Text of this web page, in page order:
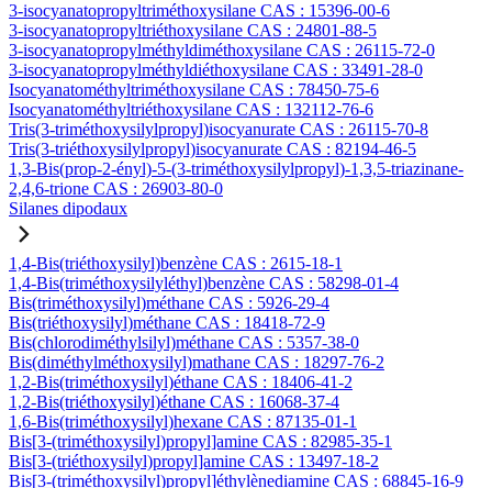
3-isocyanatopropyltriméthoxysilane CAS : 15396-00-6
3-isocyanatopropyltriéthoxysilane CAS : 24801-88-5
3-isocyanatopropylméthyldiméthoxysilane CAS : 26115-72-0
3-isocyanatopropylméthyldiéthoxysilane CAS : 33491-28-0
Isocyanatométhyltriméthoxysilane CAS : 78450-75-6
Isocyanatométhyltriéthoxysilane CAS : 132112-76-6
Tris(3-triméthoxysilylpropyl)isocyanurate CAS : 26115-70-8
Tris(3-triéthoxysilylpropyl)isocyanurate CAS : 82194-46-5
1,3-Bis(prop-2-ényl)-5-(3-triméthoxysilylpropyl)-1,3,5-triazinane-
2,4,6-trione CAS : 26903-80-0
Silanes dipodaux
1,4-Bis(triéthoxysilyl)benzène CAS : 2615-18-1
1,4-Bis(triméthoxysilyléthyl)benzène CAS : 58298-01-4
Bis(triméthoxysilyl)méthane CAS : 5926-29-4
Bis(triéthoxysilyl)méthane CAS : 18418-72-9
Bis(chlorodiméthylsilyl)méthane CAS : 5357-38-0
Bis(diméthylméthoxysilyl)mathane CAS : 18297-76-2
1,2-Bis(triméthoxysilyl)éthane CAS : 18406-41-2
1,2-Bis(triéthoxysilyl)éthane CAS : 16068-37-4
1,6-Bis(triméthoxysilyl)hexane CAS : 87135-01-1
Bis[3-(triméthoxysilyl)propyl]amine CAS : 82985-35-1
Bis[3-(triéthoxysilyl)propyl]amine CAS : 13497-18-2
Bis[3-(triméthoxysilyl)propyl]éthylènediamine CAS : 68845-16-9